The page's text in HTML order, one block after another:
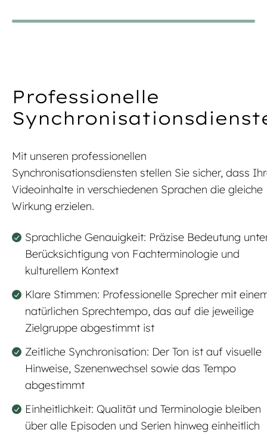
Professionelle
Mit unseren professionellen
Synchronisationsdiensten stellen Sie sicher, dass
Videoinhalte in verschiedenen Sprachen die gleiche
Wirkung erzielen.
Sprachliche Genauigkeit: Präzise Bedeutung
Berücksichtigung von Fachterminologie und
kulturellem Kontext
Klare Stimmen: Professionelle Sprecher mit
natürlichen Sprechtempo, das auf die jeweilige
Zielgruppe abgestimmt ist
Zeitliche Synchronisation: Der Ton ist auf visuelle
Hinweise, Szenenwechsel sowie das Tempo
abgestimmt
Einheitlichkeit: Qualität und Terminologie bleiben
über alle Episoden und Serien hinweg einheitlich